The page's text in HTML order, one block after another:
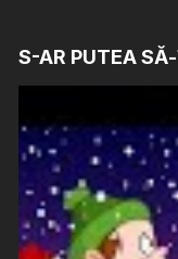
S-AR PUTEA